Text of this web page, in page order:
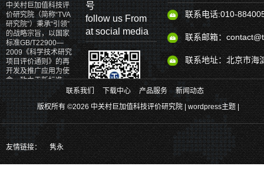
中关村巨加值科技评
价研究院（简称“TVA
研究院”）秉承“引领”
的战略宗旨，以国家
标准GB/T22900—
2009《科学技术研究
项目评价通则》的再
开发及推广应用为使
命，致力于新标准、
新理论、新体系和新
产品的研发。
号
follow us From
at social media
关注官方二维码、掌握更多最新实时
消息
也可以通过以下方式关注我们
联系电话:010-
联系邮箱：
联系地址：北京市海
联系我们 下载中心 产品服务
新闻动态
版权所有 ©2026 中关村巨加值科技评价研究院 |wordpress主题|
友情链接： 隽永